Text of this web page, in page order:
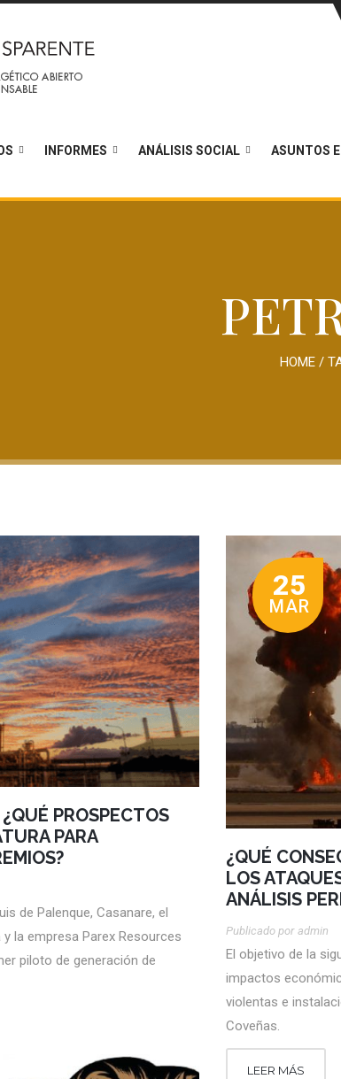
INFORMES ANÁLISIS SOCIAL ASUNTOS
HOME /
PROSPECTOS
PARA
de Palenque, Casanare, el
la empresa Parex Resources
piloto de generación de
25
MAR
¿QUÉ
LOS
ANÁLISIS
Publicado por Admin
El objetivo de la
impactos
violentas e
Coveñas.
LEER MÁS